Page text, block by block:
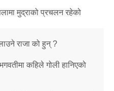
मुद्राको प्रचलन रहेको
राजा को हुन् ?
कहिले गोली हानिएको